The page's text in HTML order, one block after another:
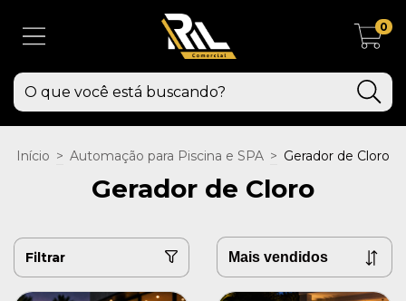
0
Início > Automação para Piscina e SPA > Gerador de Cloro
Gerador de Cloro
Filtrar